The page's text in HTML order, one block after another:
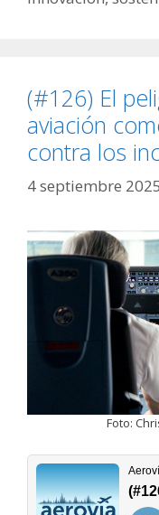
(#126) El
aviación
contra los
4 septiembre 2025
Foto: